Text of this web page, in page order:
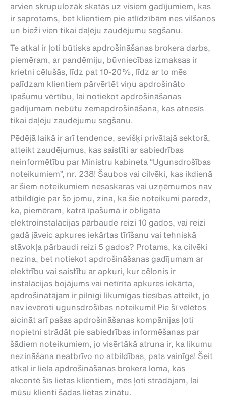
arvien skrupulozāk skatās uz visiem gadījumiem, kas
ir saprotams, bet klientiem pie atlīdzībām nes vilšanos
un bieži vien tikai daļēju zaudējumu segšanu.
Te atkal ir ļoti būtisks apdrošināšanas brokera darbs,
piemēram, ar pandēmiju, būvniecības izmaksas ir
krietni cēlušās, līdz pat 10-20%, līdz ar to mēs
palīdzam klientiem pārvērtēt viņu apdrošināto
īpašumu vērtību, lai notiekot apdrošināšanas
gadījumam nebūtu zemapdrošināšana, kas atnesīs
tikai daļēju zaudējumu segšanu.
Pēdējā laikā ir arī tendence, sevišķi privātajā sektorā,
atteikt zaudējumus, kas saistīti ar sabiedrības
neinformētību par Ministru kabineta “Ugunsdrošības
noteikumiem”, nr. 238! Šaubos vai cilvēki, kas ikdienā
ar šiem noteikumiem nesaskaras vai uzņēmumos nav
atbildīgie par šo jomu, zina, ka šie noteikumi paredz,
ka, piemēram, katrā īpašumā ir obligāta
elektroinstalācijas pārbaude reizi 10 gados, vai reizi
gadā jāveic apkures iekārtas tīrīšanu vai tehniskā
stāvokļa pārbaudi reizi 5 gados? Protams, ka cilvēki
nezina, bet notiekot apdrošināšanas gadījumam ar
elektrību vai saistītu ar apkuri, kur cēlonis ir
instalācijas bojājums vai netīrīta apkures iekārta,
apdrošinātājam ir pilnīgi likumīgas tiesības atteikt, jo
nav ievēroti ugunsdrošības noteikumi! Pie šī vēlētos
aicināt arī pašas apdrošināšanas kompānijas ļoti
nopietni strādāt pie sabiedrības informēšanas par
šādiem noteikumiem, jo visērtākā atruna ir, ka likumu
nezināšana neatbrīvo no atbildības, pats vainīgs! Šeit
atkal ir liela apdrošināšanas brokera loma, kas
akcentē šīs lietas klientiem, mēs ļoti strādājam, lai
mūsu klienti šādas lietas zinātu.